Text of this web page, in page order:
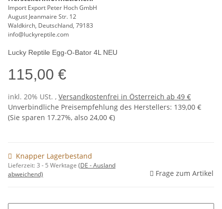
Import Export Peter Hoch GmbH
August Jeanmaire Str. 12
Waldkirch, Deutschland, 79183
info@luckyreptile.com
Lucky Reptile Egg-O-Bator 4L NEU
115,00 €
inkl. 20% USt. , Versandkostenfrei in Österreich ab 49 €
Unverbindliche Preisempfehlung des Herstellers: 139,00 €
(Sie sparen 17.27%, also 24,00 €)
Knapper Lagerbestand
Lieferzeit:3 - 5 Werktage (DE - Ausland
abweichend)
Frage zum Artikel